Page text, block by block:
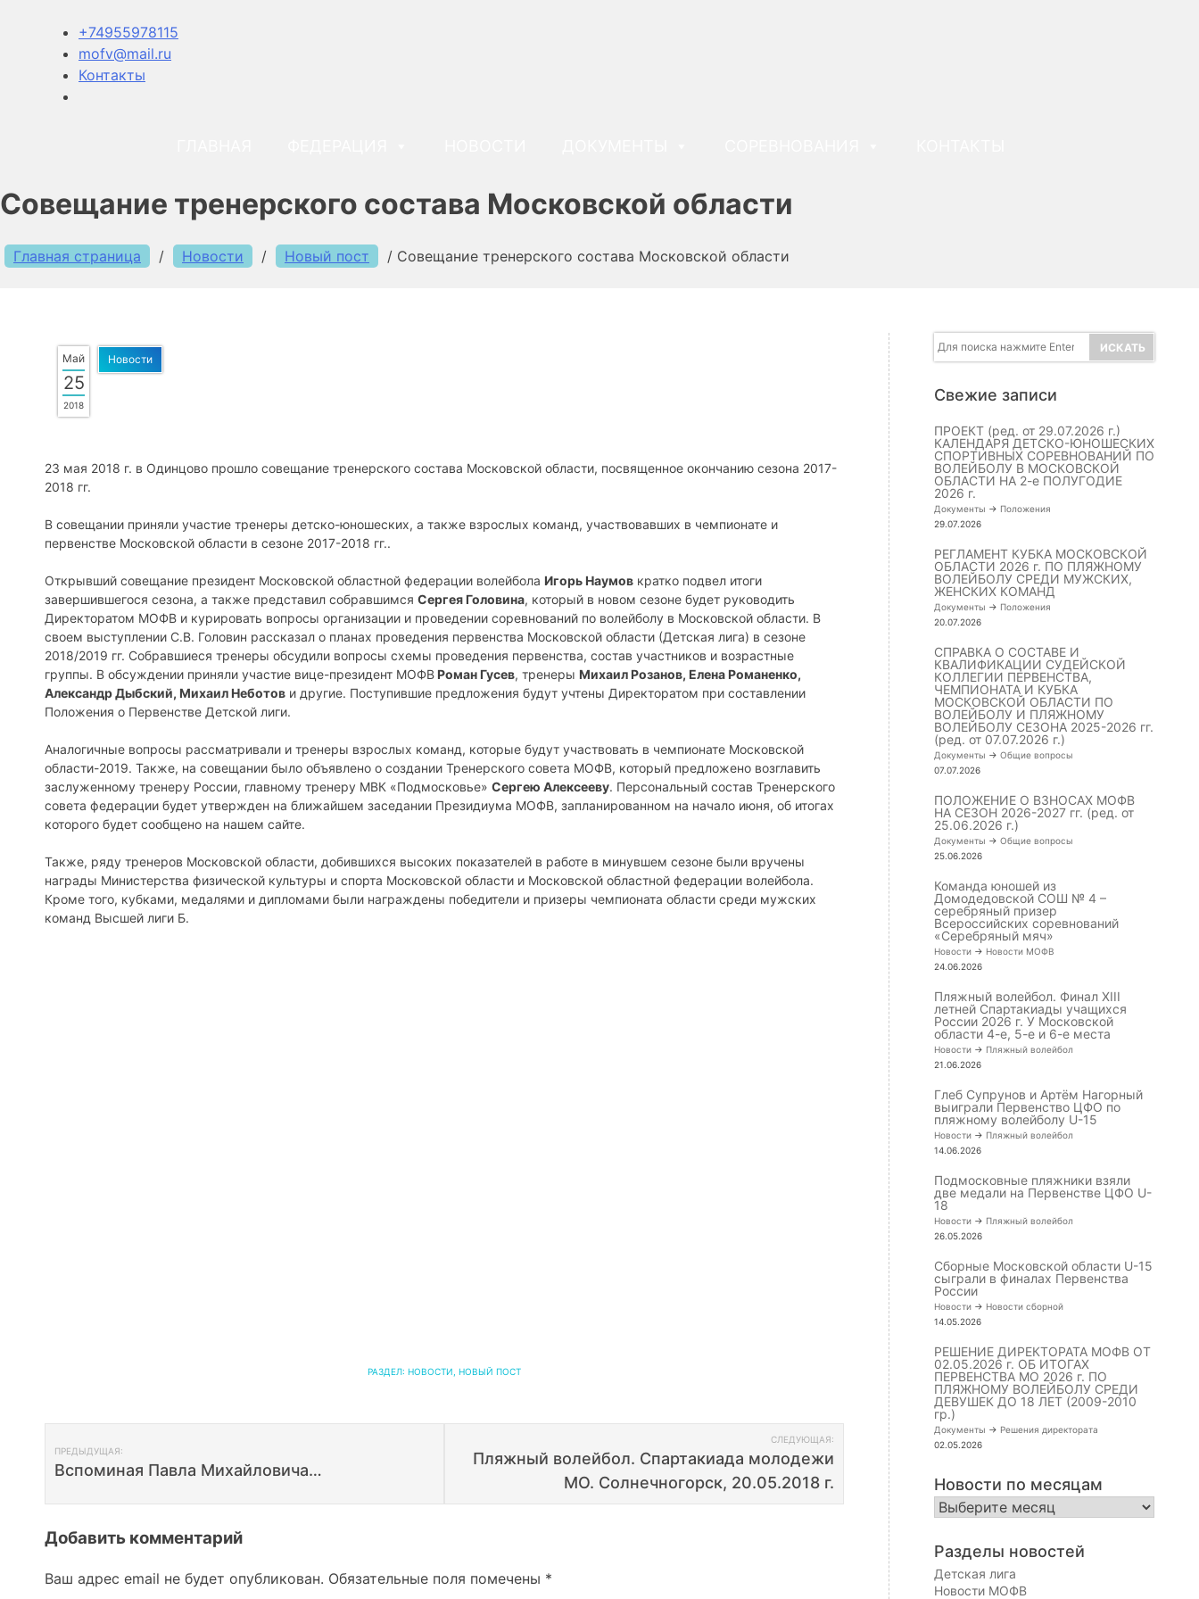
+74955978115
mofv@mail.ru
Контакты
Совещание тренерского состава Московской области
Главная страница / Новости / Новый пост / Совещание тренерского состава Московской области
Май
25
2018
Новости
23 мая 2018 г. в Одинцово прошло совещание тренерского состава Московской области, посвященное окончанию сезона 2017-
2018 гг.
В совещании приняли участие тренеры детско-юношеских, а также взрослых команд, участвовавших в чемпионате и
первенстве Московской области в сезоне 2017-2018 гг..
Открывший совещание президент Московской областной федерации волейбола Игорь Наумов кратко подвел итоги
завершившегося сезона, а также представил собравшимся Сергея Головина, который в новом сезоне будет руководить
Директоратом МОФВ и курировать вопросы организации и проведении соревнований по волейболу в Московской области. В
своем выступлении С.В. Головин рассказал о планах проведения первенства Московской области (Детская лига) в сезоне
2018/2019 гг. Собравшиеся тренеры обсудили вопросы схемы проведения первенства, состав участников и возрастные
группы. В обсуждении приняли участие вице-президент МОФВ Роман Гусев, тренеры Михаил Розанов, Елена Романенко,
Александр Дыбский, Михаил Неботов и другие. Поступившие предложения будут учтены Директоратом при составлении
Положения о Первенстве Детской лиги.
Аналогичные вопросы рассматривали и тренеры взрослых команд, которые будут участвовать в чемпионате Московской
области-2019. Также, на совещании было объявлено о создании Тренерского совета МОФВ, который предложено возглавить
заслуженному тренеру России, главному тренеру МВК «Подмосковье» Сергею Алексееву. Персональный состав Тренерского
совета федерации будет утвержден на ближайшем заседании Президиума МОФВ, запланированном на начало июня, об итогах
которого будет сообщено на нашем сайте.
Также, ряду тренеров Московской области, добившихся высоких показателей в работе в минувшем сезоне были вручены
награды Министерства физической культуры и спорта Московской области и Московской областной федерации волейбола.
Кроме того, кубками, медалями и дипломами были награждены победители и призеры чемпионата области среди мужских
команд Высшей лиги Б.
РАЗДЕЛ: НОВОСТИ НОВЫЙ ПОСТ
по
записям
ПРЕДЫДУЩАЯ:
Вспоминая Павла Михайловича…
СЛЕДУЮЩАЯ:
Пляжный волейбол. Спартакиада молодежи
МО. Солнечногорск, 20.05.2018 г.
Добавить комментарий
Ваш адрес email не будет опубликован. Обязательные поля помечены *
Свежие записи
ПРОЕКТ (ред. от 29.07.2026 г.)
КАЛЕНДАРЯ ДЕТСКО-ЮНОШЕСКИХ
СПОРТИВНЫХ СОРЕВНОВАНИЙ ПО
ВОЛЕЙБОЛУ В МОСКОВСКОЙ
ОБЛАСТИ НА 2-е ПОЛУГОДИЕ
2026 г.
Документы -> Положения
29.07.2026
РЕГЛАМЕНТ КУБКА МОСКОВСКОЙ
ОБЛАСТИ 2026 г. ПО ПЛЯЖНОМУ
ВОЛЕЙБОЛУ СРЕДИ МУЖСКИХ,
ЖЕНСКИХ КОМАНД
Документы -> Положения
20.07.2026
СПРАВКА О СОСТАВЕ И
КВАЛИФИКАЦИИ СУДЕЙСКОЙ
КОЛЛЕГИИ ПЕРВЕНСТВА,
ЧЕМПИОНАТА И КУБКА
МОСКОВСКОЙ ОБЛАСТИ ПО
ВОЛЕЙБОЛУ И ПЛЯЖНОМУ
ВОЛЕЙБОЛУ СЕЗОНА 2025-2026 гг.
(ред. от 07.07.2026 г.)
Документы -> Общие вопросы
07.07.2026
ПОЛОЖЕНИЕ О ВЗНОСАХ МОФВ
НА СЕЗОН 2026-2027 гг. (ред. от
25.06.2026 г.)
Документы -> Общие вопросы
25.06.2026
Команда юношей из
Домодедовской СОШ № 4 –
серебряный призер
Всероссийских соревнований
«Серебряный мяч»
Новости-> Новости МОФВ
24.06.2026
Пляжный волейбол. Финал XIII
летней Спартакиады учащихся
России 2026 г. У Московской
области 4-е, 5-е и 6-е места
Новости-> Пляжный волейбол
21.06.2026
Глеб Супрунов и Артём Нагорный
выиграли Первенство ЦФО по
пляжному волейболу U-15
Новости-> Пляжный волейбол
14.06.2026
Подмосковные пляжники взяли
две медали на Первенстве ЦФО U-
18
Новости-> Пляжный волейбол
26.05.2026
Сборные Московской области U-15
сыграли в финалах Первенства
России
Новости-> Новости сборной
14.05.2026
РЕШЕНИЕ ДИРЕКТОРАТА МОФВ ОТ
02.05.2026 г. ОБ ИТОГАХ
ПЕРВЕНСТВА МО 2026 г. ПО
ПЛЯЖНОМУ ВОЛЕЙБОЛУ СРЕДИ
ДЕВУШЕК ДО 18 ЛЕТ (2009-2010
гр.)
Документы -> Решения директората
02.05.2026
Новости по месяцам
Новости
месяцам
Разделы новостей
Детская лига
Новости МОФВ